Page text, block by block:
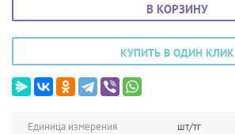
В КОРЗИНУ
КУПИТЬ В ОДИН КЛИК
Единица измерения шт/тг